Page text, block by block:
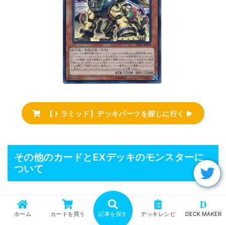
【トラミッド】デッキパーツを探しに行く ▶
その他のカードとEXデッキのモンスターに
ついて
《チキンレース》
ホーム カードを買う 記事を探す デッキレシピ
D
DECK MAKER